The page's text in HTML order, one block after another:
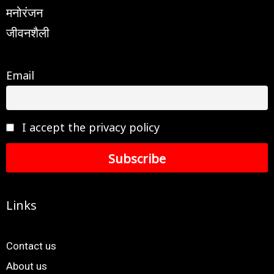
मनोरंजन
जीवनशैली
Email
I accept the privacy policy
Links
Contact us
About us